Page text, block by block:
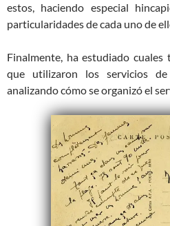
estos, haciendo especial
particularidades de cada uno de
Finalmente, ha estudiado
que utilizaron los servicios
analizando cómo se organizó el